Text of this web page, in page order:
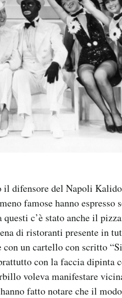
il difensore del Napoli
famose hanno espresso
c’è stato anche il
di ristoranti presente in
un cartello con scritto
con la faccia dipinta
voleva manifestare
fatto notare che il